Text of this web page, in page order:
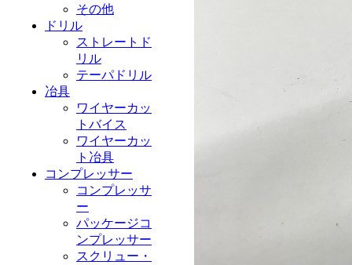
その他
ドリル
ストレートド
リル
テーパドリル
冶具
ワイヤーカッ
トバイス
ワイヤーカッ
ト冶具
コンプレッサー
コンプレッサ
ー
パッケージコ
ンプレッサー
スクリュー・